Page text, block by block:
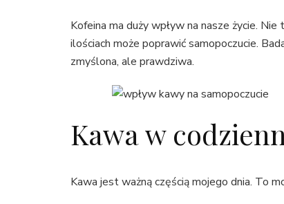
Kofeina ma duży wpływ na nasze życie.
ilościach może poprawić samopoczucie.
zmyślona, ale prawdziwa.
Kawa w
Kawa jest ważną częścią mojego dnia. To